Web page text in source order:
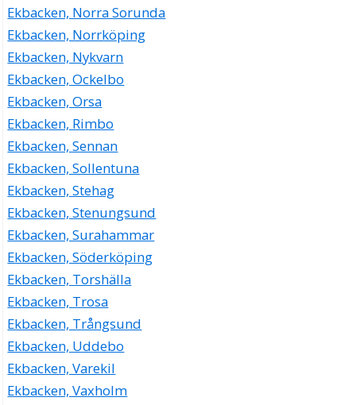
Ekbacken, Norra Sorunda
Ekbacken, Norrköping
Ekbacken, Nykvarn
Ekbacken, Ockelbo
Ekbacken, Orsa
Ekbacken, Rimbo
Ekbacken, Sennan
Ekbacken, Sollentuna
Ekbacken, Stehag
Ekbacken, Stenungsund
Ekbacken, Surahammar
Ekbacken, Söderköping
Ekbacken, Torshälla
Ekbacken, Trosa
Ekbacken, Trångsund
Ekbacken, Uddebo
Ekbacken, Varekil
Ekbacken, Vaxholm